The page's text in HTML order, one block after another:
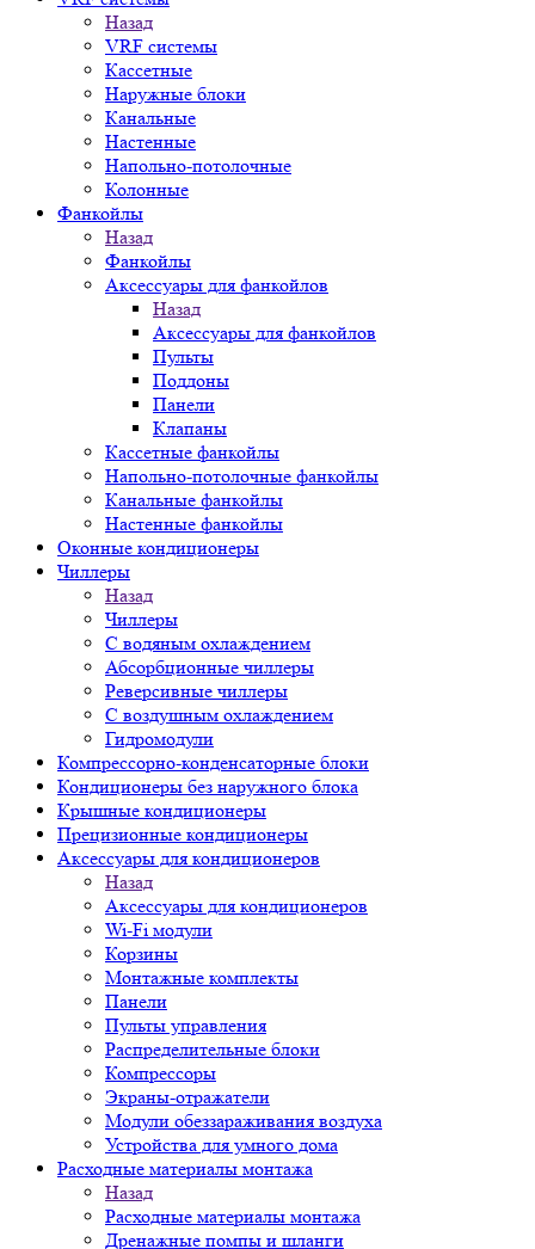
Назад
VRF системы
Кассетные
Наружные блоки
Канальные
Настенные
Напольно-потолочные
Колонные
Фанкойлы
Назад
Фанкойлы
Аксессуары для фанкойлов
Назад
Аксессуары для фанкойлов
Пульты
Поддоны
Панели
Клапаны
Кассетные фанкойлы
Напольно-потолочные фанкойлы
Канальные фанкойлы
Настенные фанкойлы
Оконные кондиционеры
Чиллеры
Назад
Чиллеры
С водяным охлаждением
Абсорбционные чиллеры
Реверсивные чиллеры
С воздушным охлаждением
Гидромодули
Компрессорно-конденсаторные блоки
Кондиционеры без наружного блока
Крышные кондиционеры
Прецизионные кондиционеры
Аксессуары для кондиционеров
Назад
Аксессуары для кондиционеров
Wi-Fi модули
Корзины
Монтажные комплекты
Панели
Пульты управления
Распределительные блоки
Компрессоры
Экраны-отражатели
Модули обеззараживания воздуха
Устройства для умного дома
Расходные материалы монтажа
Назад
Расходные материалы монтажа
Дренажные помпы и шланги